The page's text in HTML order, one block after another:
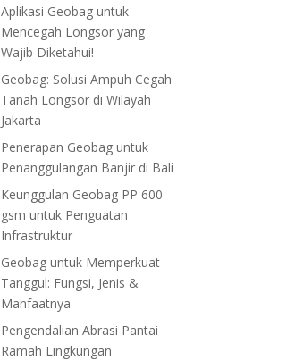
Aplikasi Geobag untuk
Mencegah Longsor yang
Wajib Diketahui!
Geobag: Solusi Ampuh Cegah
Tanah Longsor di Wilayah
Jakarta
Penerapan Geobag untuk
Penanggulangan Banjir di Bali
Keunggulan Geobag PP 600
gsm untuk Penguatan
Infrastruktur
Geobag untuk Memperkuat
Tanggul: Fungsi, Jenis &
Manfaatnya
Pengendalian Abrasi Pantai
Ramah Lingkungan